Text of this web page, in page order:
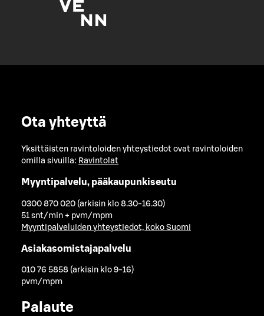
Ota yhteyttä
Yksittäisten ravintoloiden yhteystiedot ovat ravintoloiden
omilla sivuilla: Ravintolat
Myyntipalvelu, pääkaupunkiseutu
0300 870 020 (arkisin klo 8.30-16.30)
51 snt/min + pvm/mpm
Myyntipalveluiden yhteystiedot, koko Suomi
Asiakasomistajapalvelu
010 76 5858 (arkisin klo 9-16)
pvm/mpm
Palaute